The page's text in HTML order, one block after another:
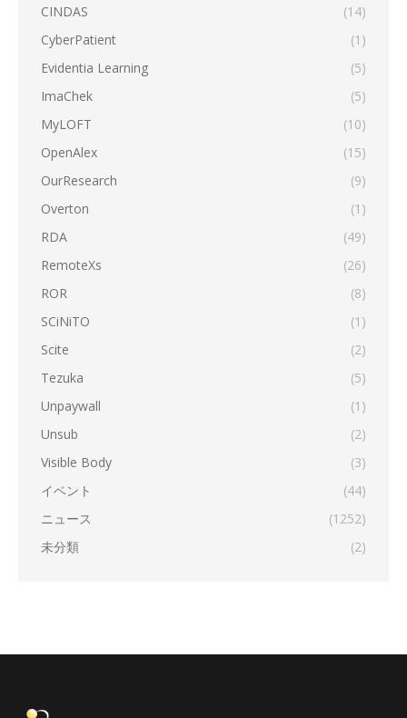
CINDAS
(14)
CyberPatient
(1)
Evidentia Learning
(5)
ImaChek
(5)
MyLOFT
(10)
OpenAlex
(15)
OurResearch
(9)
Overton
(1)
RDA
(49)
RemoteXs
(26)
ROR
(8)
SCiNiTO
(1)
Scite
(2)
Tezuka
(5)
Unpaywall
(1)
Unsub
(2)
Visible Body
(3)
イベント
(44)
ニュース
(1252)
未分類
(2)